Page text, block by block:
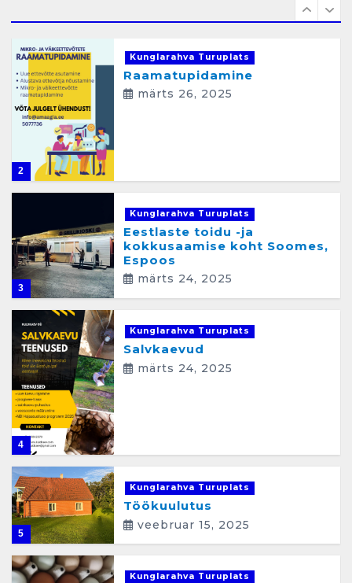
m
i
n
e
2
Kunglarahva Turuplats
Raamatupidamine
märts 26, 2025
3
Kunglarahva Turuplats
Eestlaste toidu -ja
kokkusaamise koht Soomes,
Espoos
märts 24, 2025
4
Kunglarahva Turuplats
Salvkaevud
märts 24, 2025
5
Kunglarahva Turuplats
Töökuulutus
veebruar 15, 2025
Kunglarahva Turuplats